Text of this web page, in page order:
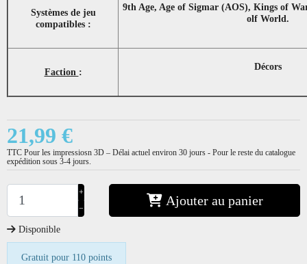
Systèmes de jeu
compatibles :
9th Age, Age of Sigmar (AOS), Kings of
olf World.
Faction : Décors
21,99 €
TTC Pour les impressiosn 3D – Délai actuel environ 30 jours - Pour le reste du catalogue
expédition sous 3-4 jours.
+
−
Ajouter au panier
Disponible
Gratuit pour 110 points